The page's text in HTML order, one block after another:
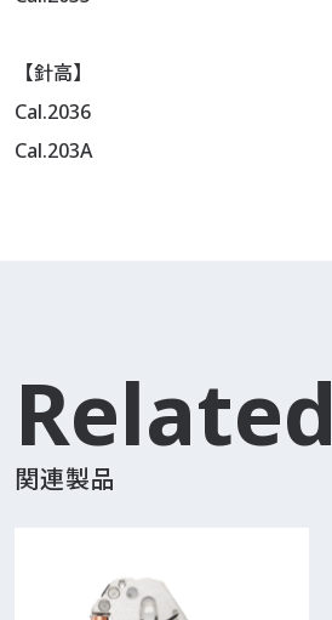
【針高】
Cal.2036
Cal.203A
Related
関連製品